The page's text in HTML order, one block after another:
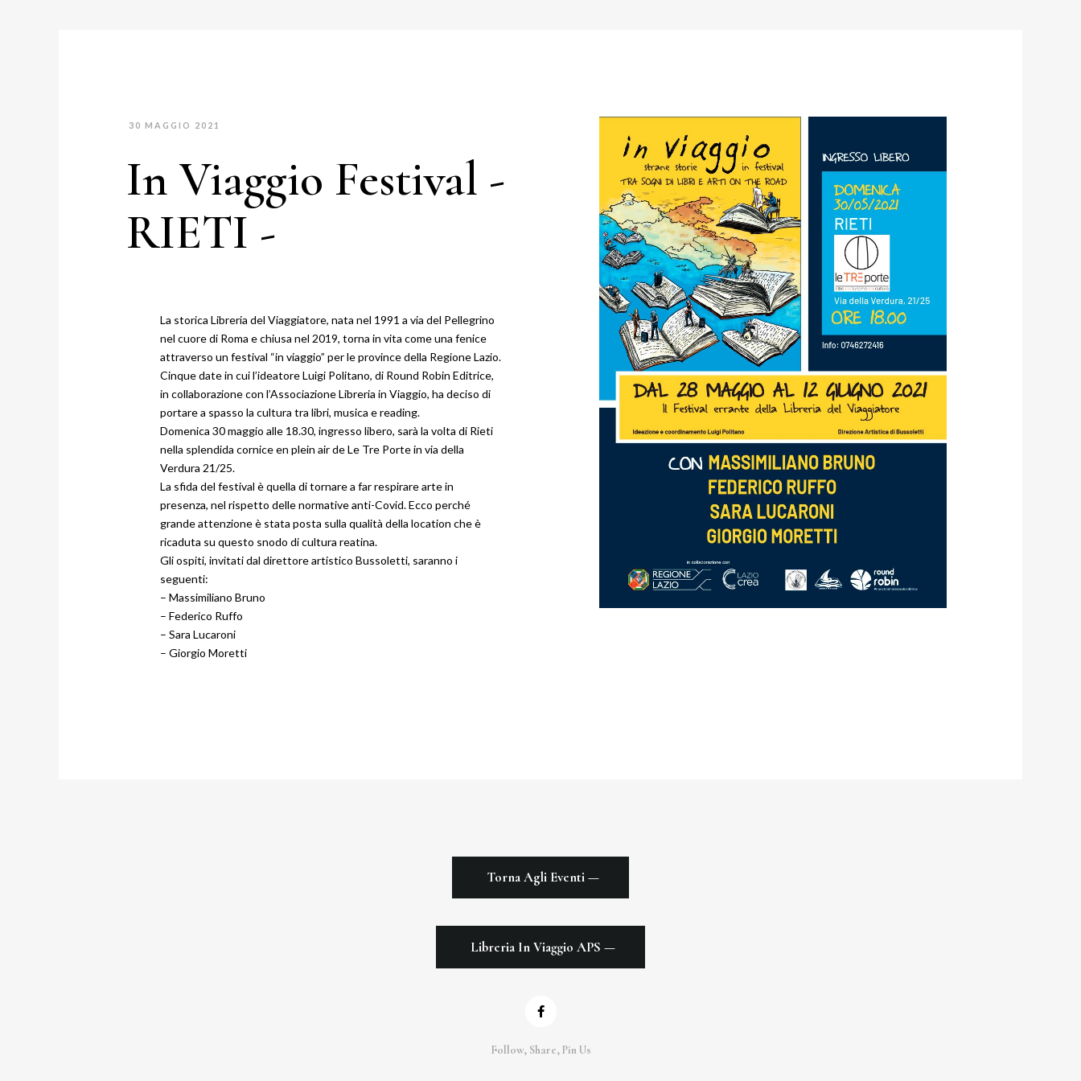
30 MAGGIO 2021
In Viaggio Festival -
RIETI -
La storica Libreria del Viaggiatore, nata nel 1991 a via del Pellegrino
nel cuore di Roma e chiusa nel 2019, torna in vita come una fenice
attraverso un festival “in viaggio” per le province della Regione Lazio.
Cinque date in cui l’ideatore Luigi Politano, di Round Robin Editrice,
in collaborazione con l’Associazione Libreria in Viaggio, ha deciso di
portare a spasso la cultura tra libri, musica e reading.
Domenica 30 maggio alle 18.30, ingresso libero, sarà la volta di Rieti
nella splendida cornice en plein air de Le Tre Porte in via della
Verdura 21/25.
La sfida del festival è quella di tornare a far respirare arte in
presenza, nel rispetto delle normative anti-Covid. Ecco perché
grande attenzione è stata posta sulla qualità della location che è
ricaduta su questo snodo di cultura reatina.
Gli ospiti, invitati dal direttore artistico Bussoletti, saranno i
seguenti:
– Massimiliano Bruno
– Federico Ruffo
– Sara Lucaroni
– Giorgio Moretti
Torna Agli Eventi —
Libreria In Viaggio APS —
Follow, Share, Pin Us